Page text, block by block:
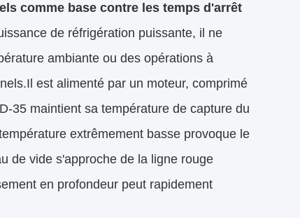
comme base contre les temps d'arrêt
de réfrigération puissante, il ne
ambiante ou des opérations à
est alimenté par un moteur, comprimé
35 maintient sa température de capture du
extrêmement basse provoque le
de vide s'approche de la ligne rouge
en profondeur peut rapidement